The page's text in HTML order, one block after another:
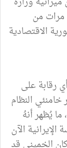
مرات من
الاقتصادية
رقابة على
خامنئي النظام
يُظهر أنهُ
الآن